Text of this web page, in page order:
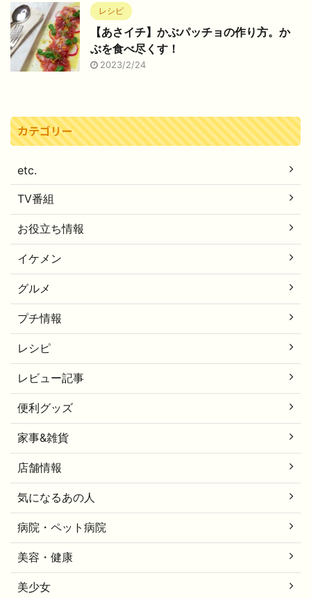
レシピ
【あさイチ】かぶパッチョの作り方。か
ぶを食べ尽くす！
2023/2/24
カテゴリー
etc.
TV番組
お役立ち情報
イケメン
グルメ
プチ情報
レシピ
レビュー記事
便利グッズ
家事&雑貨
店舗情報
気になるあの人
病院・ペット病院
美容・健康
美少女